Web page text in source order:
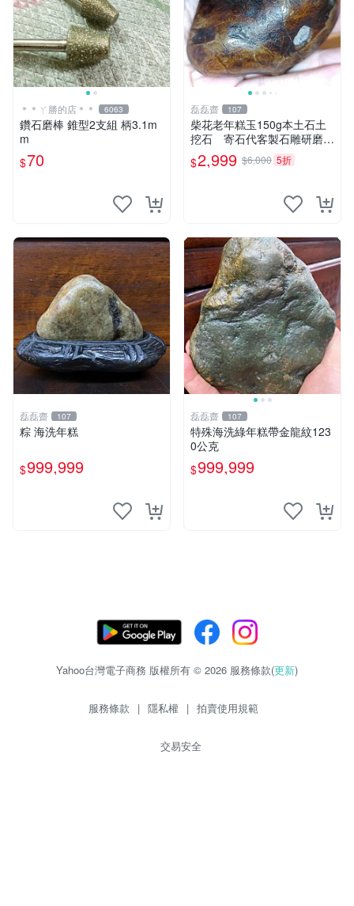
＊＊ㄚ勝的店＊＊ 6063
鑽石磨棒 錐型2支組 柄3.1m
m
$70
磊磊齋 107
柴花老年糕玉150g本土石土
挖石 寄石代客製石雕研磨拋
光養護盤珠台灣藍寶東玉東海
岸心臟石黑年糕玉髓秀姑玉鳳
$2,999 $6,000 5折
磊磊齋 107
粽 海洗年糕
$999,999
磊磊齋 107
特殊海洗綠年糕帶金龍紋123
0公克
$999,999
Yahoo台灣電子商務 版權所有 © 2026 服務條款(更新)
服務條款 | 隱私權 | 拍賣使用規範
交易安全